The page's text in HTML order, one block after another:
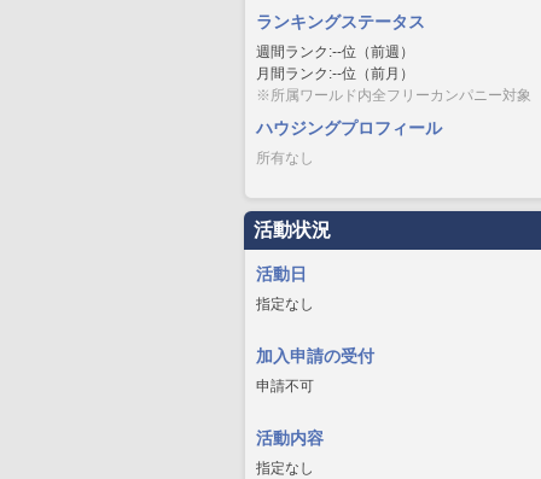
ランキングステータス
週間ランク:--位（前週）
月間ランク:--位（前月）
※所属ワールド内全フリーカンパニー対象
ハウジングプロフィール
所有なし
活動状況
活動日
指定なし
加入申請の受付
申請不可
活動内容
指定なし